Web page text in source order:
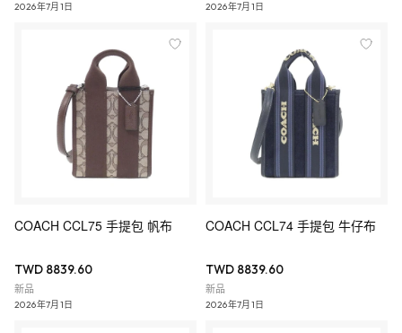
2026年7月1日 2026年7月1日
COACH CCL75 手提包 帆布
TWD 8839.60
新品
2026年7月1日
COACH CCL74 手提包 牛仔布
TWD 8839.60
新品
2026年7月1日